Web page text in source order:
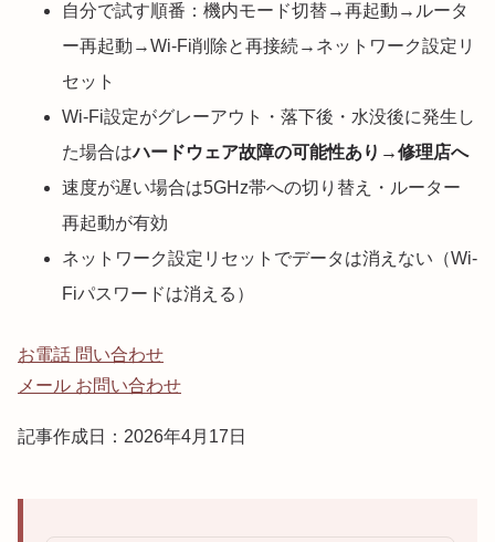
自分で試す順番：機内モード切替→再起動→ルータ
ー再起動→Wi-Fi削除と再接続→ネットワーク設定リ
セット
Wi-Fi設定がグレーアウト・落下後・水没後に発生し
た場合はハードウェア故障の可能性あり→修理店へ
速度が遅い場合は5GHz帯への切り替え・ルーター
再起動が有効
ネットワーク設定リセットでデータは消えない（Wi-
Fiパスワードは消える）
お電話 問い合わせ
メール お問い合わせ
記事作成日：2026年4月17日